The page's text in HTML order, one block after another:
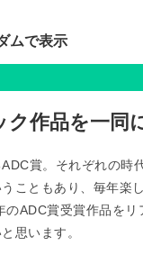
ムで表示
作品を一同
賞。それぞれの時
こともあり、毎年楽
ADC賞受賞作品を
思います。